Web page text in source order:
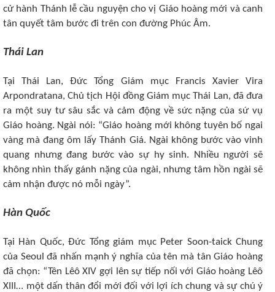
cử hành Thánh lễ cầu nguyện cho vị Giáo hoàng mới và canh
tân quyết tâm bước đi trên con đường Phúc Âm.
Thái Lan
Tại Thái Lan, Đức Tổng Giám mục Francis Xavier Vira
Arpondratana, Chủ tịch Hội đồng Giám mục Thái Lan, đã đưa
ra một suy tư sâu sắc và cảm động về sức nặng của sứ vụ
Giáo hoàng. Ngài nói: “Giáo hoàng mới không tuyên bố ngai
vàng mà đang ôm lấy Thánh Giá. Ngài không bước vào vinh
quang nhưng đang bước vào sự hy sinh. Nhiều người sẽ
không nhìn thấy gánh nặng của ngài, nhưng tâm hồn ngài sẽ
cảm nhận được nó mỗi ngày”.
Hàn Quốc
Tại Hàn Quốc, Đức Tổng giám mục Peter Soon-taick Chung
của Seoul đã nhấn mạnh ý nghĩa của tên mà tân Giáo hoàng
đã chọn: “Tên Lêô XIV gợi lên sự tiếp nối với Giáo hoàng Lêô
XIII… một dấn thân đổi mới đối với lợi ích chung và sự chú ý